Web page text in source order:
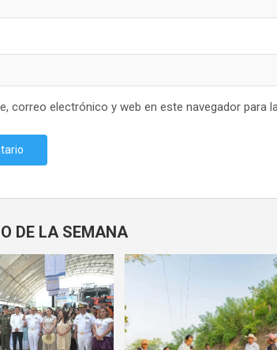
correo electrónico y web en este navegador para
DE LA SEMANA